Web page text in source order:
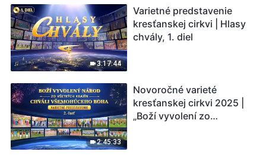
3:17:44
Varietné predstavenie
kresťanskej cirkvi | Hlasy
chvály, 1. diel
2:45:33
Novoročné varieté
kresťanskej cirkvi 2025 |
„Boží vyvolení zo